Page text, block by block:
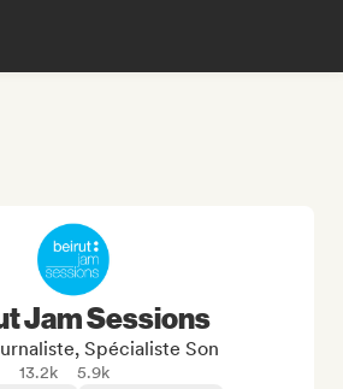
Jam Sessions
Spécialiste Son
13.2k
5.9k